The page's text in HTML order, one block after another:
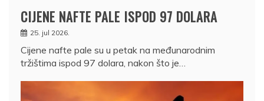
CIJENE NAFTE PALE ISPOD 97 DOLARA
25. jul 2026.
Cijene nafte pale su u petak na međunarodnim
tržištima ispod 97 dolara, nakon što je…